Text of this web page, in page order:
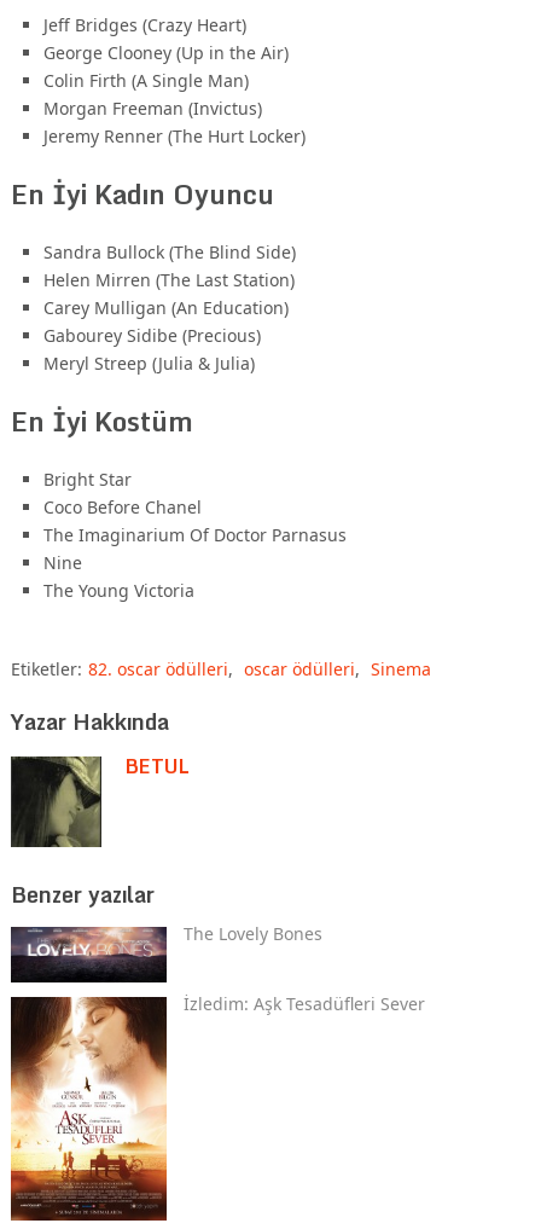
Jeff Bridges (Crazy Heart)
George Clooney (Up in the Air)
Colin Firth (A Single Man)
Morgan Freeman (Invictus)
Jeremy Renner (The Hurt Locker)
En İyi Kadın Oyuncu
Sandra Bullock (The Blind Side)
Helen Mirren (The Last Station)
Carey Mulligan (An Education)
Gabourey Sidibe (Precious)
Meryl Streep (Julia & Julia)
En İyi Kostüm
Bright Star
Coco Before Chanel
The Imaginarium Of Doctor Parnasus
Nine
The Young Victoria
Etiketler: 82. oscar ödülleri, oscar ödülleri, Sinema
Yazar Hakkında
BETUL
Benzer yazılar
The Lovely Bones
İzledim: Aşk Tesadüfleri Sever